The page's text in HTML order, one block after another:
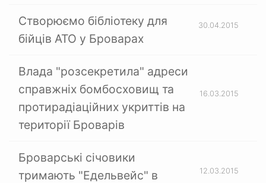
Створюємо бібліотеку для
бійців АТО у Броварах
30.04.2015
Влада "розсекретила" адреси
справжніх бомбосховищ та
протирадіаційних укриттів на
території Броварів
16.03.2015
Броварські січовики
тримають "Едельвейс" в
12.03.2015